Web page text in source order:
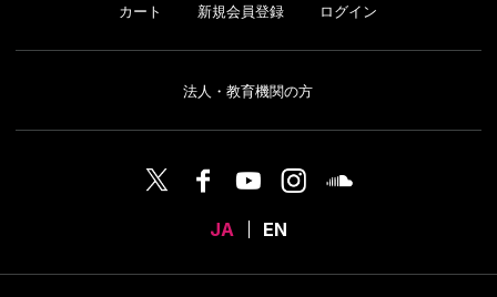
カート 新規会員登録 ログイン
法人・教育機関の方
JA EN